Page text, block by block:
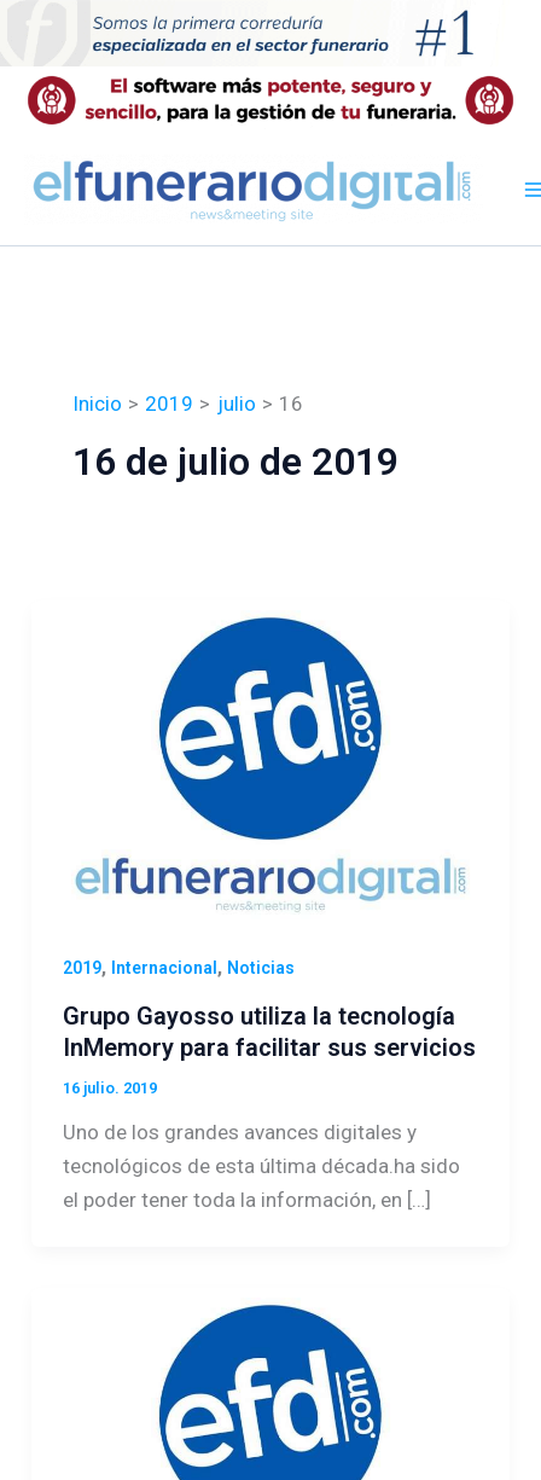
contenido
Inicio 2019 julio 16
16 de julio de 2019
2019, Internacional , Noticias
Grupo Gayosso utiliza la tecnología
InMemory para facilitar sus servicios
16 julio. 2019
Uno de los grandes avances digitales y
tecnológicos de esta última década.ha sido
el poder tener toda la información, en […]